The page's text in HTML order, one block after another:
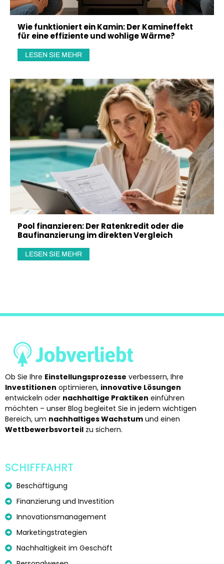
Wie funktioniert ein Kamin: Der Kamineffekt
für eine effiziente und wohlige Wärme?
LESEN SIE MEHR
Pool finanzieren: Der Ratenkredit oder die
Baufinanzierung im direkten Vergleich
LESEN SIE MEHR
Ob Sie Ihre Einstellungsprozesse verbessern, Ihre
Investitionen optimieren, innovative Lösungen
entwickeln oder nachhaltige Praktiken einführen
möchten – unser Blog begleitet Sie in jedem wichtigen
Bereich, um nachhaltiges Wachstum und einen
Wettbewerbsvorteil zu sichern.
SCHIFFFAHRT
Beschäftigung
Finanzierung und Investition
Innovationsmanagement
Marketingstrategien
Nachhaltigkeit im Geschäft